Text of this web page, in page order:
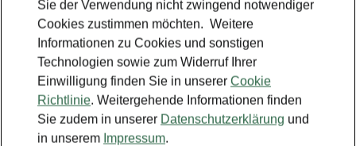
Sie der Verwendung nicht zwingend notwendiger
Cookies zustimmen möchten. Weitere
Informationen zu Cookies und sonstigen
Technologien sowie zum Widerruf Ihrer
Einwilligung finden Sie in unserer Cookie
Richtlinie. Weitergehende Informationen finden
Sie zudem in unserer Datenschutzerklärung und
in unserem Impressum.